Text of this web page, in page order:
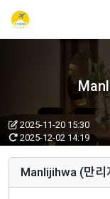
2025-11-20 15:30
2025-12-02 14:19
Manlijihwa (만리